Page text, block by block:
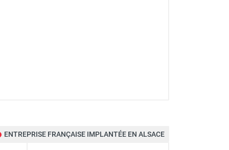
ENTREPRISE FRANÇAISE IMPLANTÉE EN ALSACE